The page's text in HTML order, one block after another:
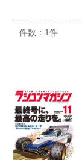
件数： 1件